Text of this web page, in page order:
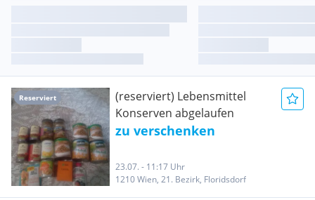
Reserviert
(reserviert) Lebensmittel
Konserven abgelaufen
zu verschenken
23.07. - 11:17 Uhr
1210 Wien, 21. Bezirk, Floridsdorf